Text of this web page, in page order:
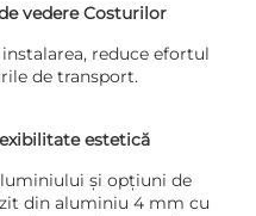
vedere Costurilor
reduce efortul
de transport.
estetică
și opțiuni de
din aluminiu 4 mm cu